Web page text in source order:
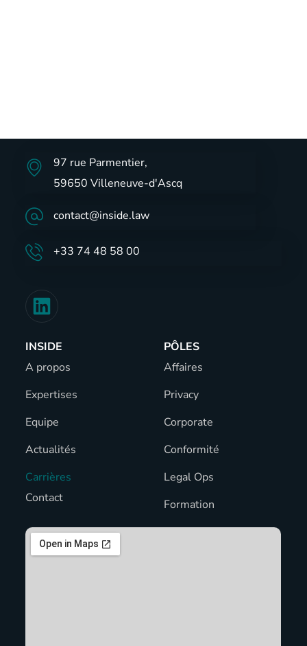
97 rue Parmentier,
59650 Villeneuve-d'Ascq
contact@inside.law
+33 74 48 58 00
INSIDE
A propos
Expertises
Equipe
Actualités
Carrières
Contact
PÔLES
Affaires
Privacy
Corporate
Conformité
Legal Ops
Formation